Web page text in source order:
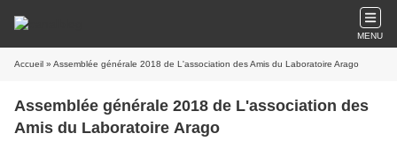
MENU
Accueil » Assemblée générale 2018 de L'association des Amis du Laboratoire Arago
Assemblée générale 2018 de L'association des
Amis du Laboratoire Arago